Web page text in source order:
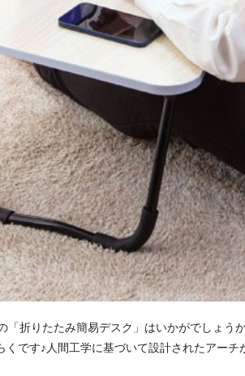
「折りたたみ簡易デスク」はいかがでしょう
です♪人間工学に基づいて設計されたアー